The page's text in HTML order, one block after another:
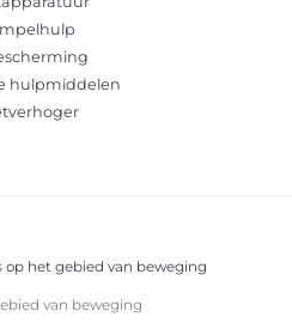
hulpmiddelen
op het gebied van beweging
van beweging